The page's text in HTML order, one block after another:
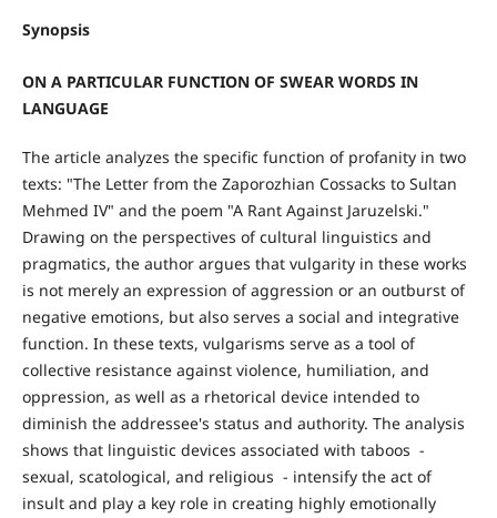
Synopsis
ON A PARTICULAR FUNCTION OF SWEAR WORDS IN
LANGUAGE
The article analyzes the specific function of profanity in two
texts: "The Letter from the Zaporozhian Cossacks to Sultan
Mehmed IV" and the poem "A Rant Against Jaruzelski."
Drawing on the perspectives of cultural linguistics and
pragmatics, the author argues that vulgarity in these works
is not merely an expression of aggression or an outburst of
negative emotions, but also serves a social and integrative
function. In these texts, vulgarisms serve as a tool of
collective resistance against violence, humiliation, and
oppression, as well as a rhetorical device intended to
diminish the addressee's status and authority. The analysis
shows that linguistic devices associated with taboos -
sexual, scatological, and religious - intensify the act of
insult and play a key role in creating highly emotionally